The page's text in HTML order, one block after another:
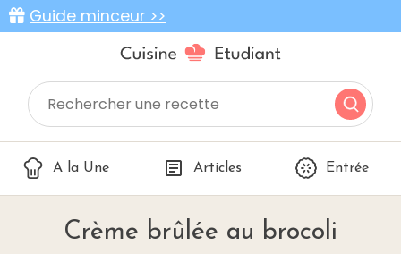
Guide minceur >>
A la Une Articles Entrée
Crème brûlée au brocoli